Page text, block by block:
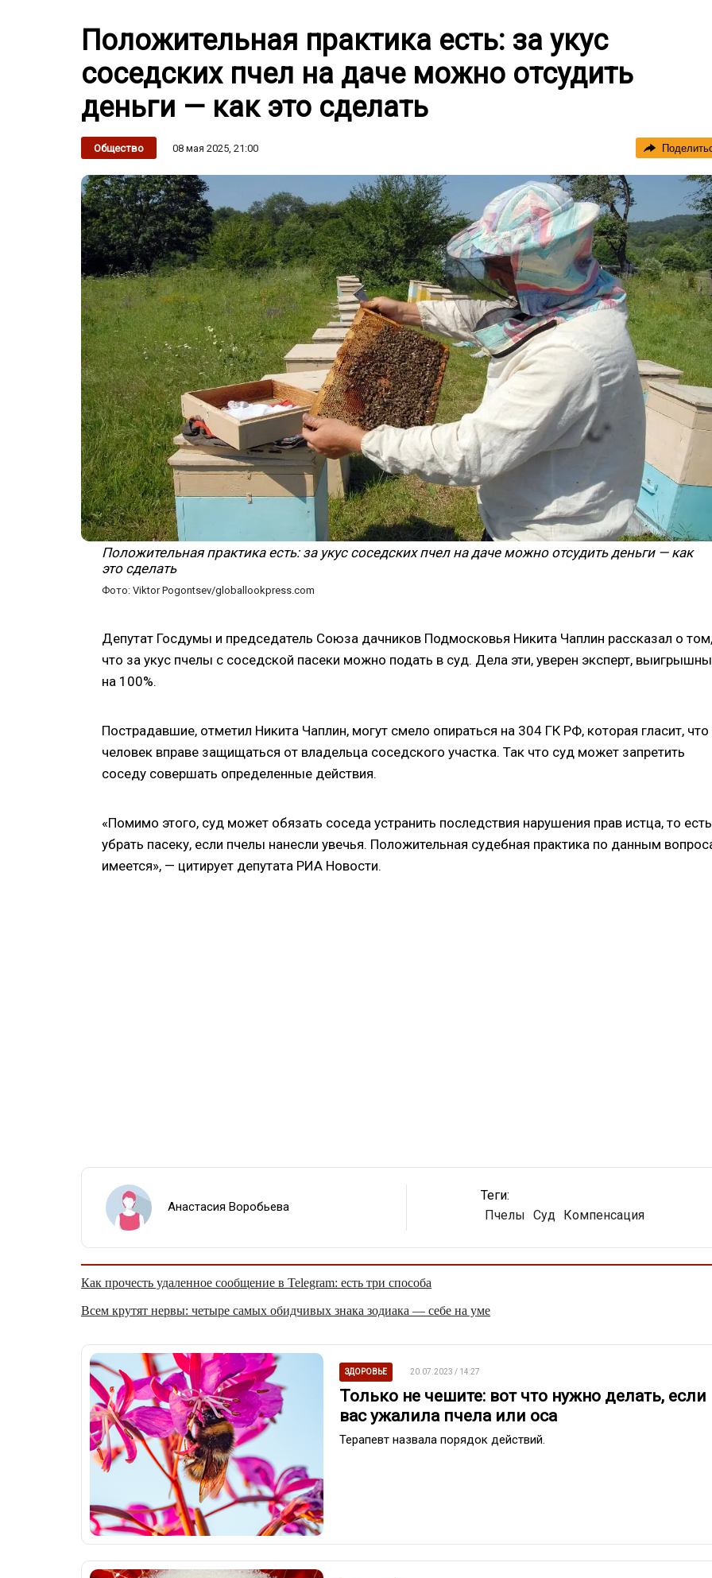
Положительная практика есть: за укус
соседских пчел на даче можно отсудить
деньги — как это сделать
Общество 08 мая 2025, 21:00
Положительная практика есть: за укус соседских пчел на даче можно отсудить деньги — как
это сделать
Фото: Viktor Pogontsev/globallookpress.com
Депутат Госдумы и председатель Союза дачников Подмосковья Никита Чаплин рассказал о том,
что за укус пчелы с соседской пасеки можно подать в суд. Дела эти, уверен эксперт,
на 100%.
Пострадавшие, отметил Никита Чаплин, могут смело опираться на 304 ГК РФ, которая гласит, что
человек вправе защищаться от владельца соседского участка. Так что суд может запретить
соседу совершать определенные действия.
«Помимо этого, суд может обязать соседа устранить последствия нарушения прав истца, то есть
убрать пасеку, если пчелы нанесли увечья. Положительная судебная практика по данным
имеется», — цитирует депутата РИА Новости.
Анастасия Воробьева
Теги:
Пчелы Суд Компенсация
Как прочесть удаленное сообщение в Telegram: есть три способа
Всем крутят нервы: четыре самых обидчивых знака зодиака — себе на уме
ЗДОРОВЬЕ 20.07.2023 / 14:27
Только не чешите: вот что нужно делать, если
вас ужалила пчела или оса
Терапевт назвала порядок действий.